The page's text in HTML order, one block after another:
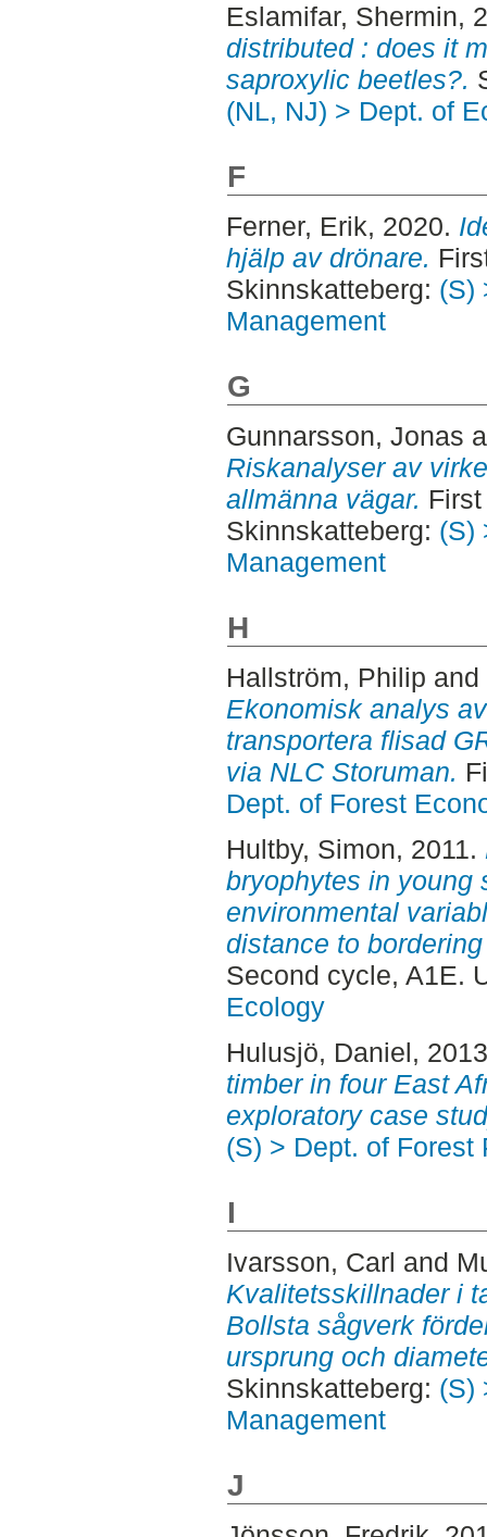
Eslamifar, Shermin,
distributed : does it
saproxylic beetles?.
(NL, NJ) > Dept. of
F
Ferner, Erik, 2020.
hjälp av drönare.
Skinnskatteberg: (S)
Management
G
Gunnarsson, Jonas
Riskanalyser av
allmänna vägar.
Skinnskatteberg: (S)
Management
H
Hallström, Philip and
Ekonomisk analys
transportera flisad
via NLC Storuman.
Dept. of Forest
Hultby, Simon, 2011.
bryophytes in young
environmental
distance to
Second cycle, A1E.
Ecology
Hulusjö, Daniel,
timber in four East
exploratory case
(S) > Dept. of Forest
I
Ivarsson, Carl and
Kvalitetsskillnader i
Bollsta sågverk
ursprung och
Skinnskatteberg: (S)
Management
J